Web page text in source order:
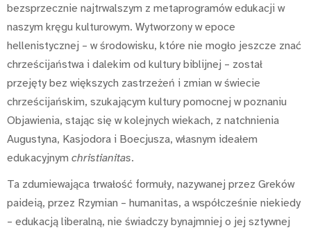
bezsprzecznie najtrwalszym z metaprogramów edukacji w
naszym kręgu kulturowym. Wytworzony w epoce
hellenistycznej – w środowisku, które nie mogło jeszcze znać
chrześcijaństwa i dalekim od kultury biblijnej – został
przejęty bez większych zastrzeżeń i zmian w świecie
chrześcijańskim, szukającym kultury pomocnej w poznaniu
Objawienia, stając się w kolejnych wiekach, z natchnienia
Augustyna, Kasjodora i Boecjusza, własnym ideałem
edukacyjnym christianitas.
Ta zdumiewająca trwałość formuły, nazywanej przez Greków
paideią, przez Rzymian – humanitas, a współcześnie niekiedy
– edukacją liberalną, nie świadczy bynajmniej o jej sztywnej